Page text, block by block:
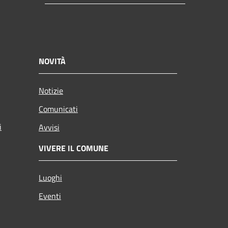
NOVITÀ
Notizie
Comunicati
Avvisi
VIVERE IL COMUNE
Luoghi
Eventi